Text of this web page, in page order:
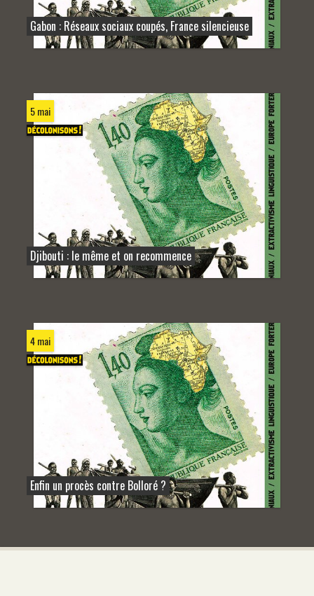
Gabon : Réseaux sociaux coupés, France silencieuse
5 mai
Djibouti : le même et on recommence
4 mai
Enfin un procès contre Bolloré ?